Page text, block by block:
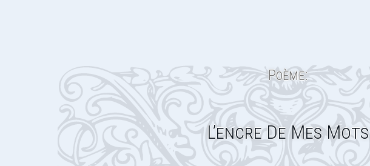
Poème:
L’encre De Mes Mots